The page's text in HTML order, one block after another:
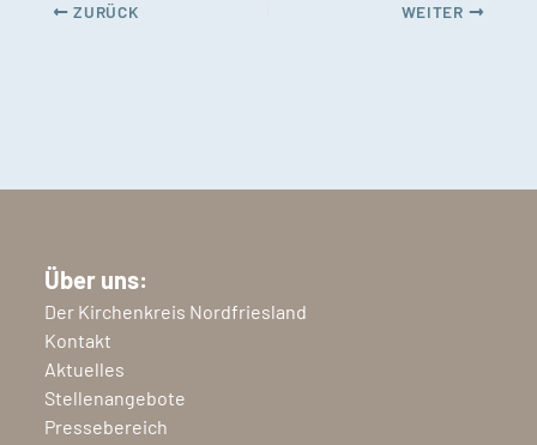
ZURÜCK WEITER
Über uns:
Der Kirchenkreis Nordfriesland
Kontakt
Aktuelles
Stellenangebote
Pressebereich